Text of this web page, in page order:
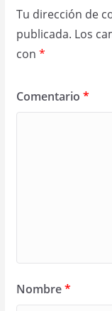
Tu dirección de
publicada. Los
con *
Comentario *
Nombre*